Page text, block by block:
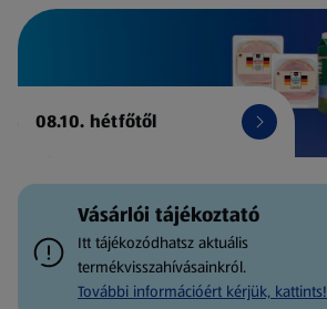
08.10. hétfőtől
Vásárlói tájékoztató
Itt tájékozódhatsz aktuális
termékvisszahívásainkról.
További információért kérjük, kattints!